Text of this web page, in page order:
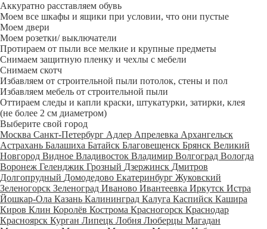
Аккуратно расставляем обувь
Моем все шкафы и ящики при условии, что они пустые
Моем двери
Моем розетки/ выключатели
Протираем от пыли все мелкие и крупные предметы
Снимаем защитную пленку и чехлы с мебели
Снимаем скотч
Избавляем от строительной пыли потолок, стены и пол
Избавляем мебель от строительной пыли
Оттираем следы и капли краски, штукатурки, затирки, клея
(не более 2 см диаметром)
Выберите свой город
Москва Санкт-Петербург Адлер Апрелевка Архангельск
Астрахань Балашиха Батайск Благовещенск Брянск Великий
Новгород Видное Владивосток Владимир Волгоград Вологда
Воронеж Геленджик Грозный Дзержинск Дмитров
Долгопрудный Домодедово Екатеринбург Жуковский
Зеленогорск Зеленоград Иваново Ивантеевка Иркутск Истра
Йошкар-Ола Казань Калининград Калуга Каспийск Кашира
Киров Клин Королёв Кострома Красногорск Краснодар
Красноярск Курган Липецк Лобня Люберцы Магадан